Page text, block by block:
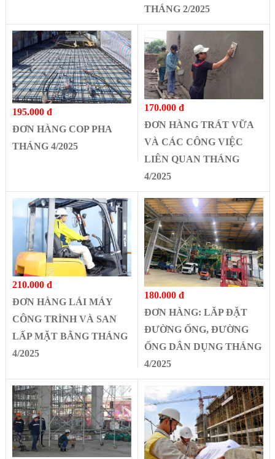
THÁNG 2/2025
195.000 đ
ĐƠN HÀNG COP PHA
THÁNG 4/2025
170.000 đ
ĐƠN HÀNG TRÁT VỮA
VÀ CÁC CÔNG VIỆC
LIÊN QUAN THÁNG
4/2025
210.000 đ
ĐƠN HÀNG LÁI MÁY
CÔNG TRÌNH VÀ SAN
LẤP MẶT BẰNG THÁNG
4/2025
180.000 đ
ĐƠN HÀNG: LĂP ĐẶT
ĐƯỜNG ỐNG, ĐƯỜNG
ỐNG DÂN DỤNG THÁNG
4/2025